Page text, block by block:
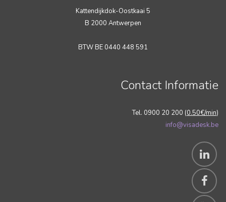
Kattendijkdok-Oostkaai 5
B 2000 Antwerpen
BTW BE 0440 448 591
Contact Informatie
Tel. 0900 20 200 (0.50€/min)
info@visadesk.be